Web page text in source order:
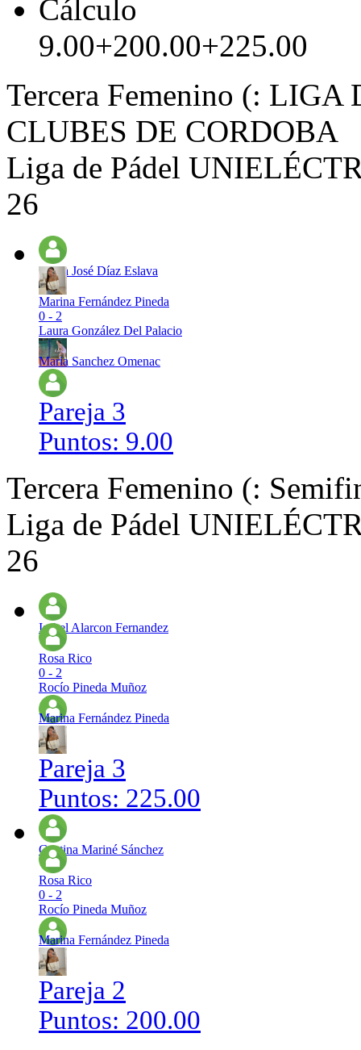
Cálculo
9.00+200.00+225.00
Tercera Femenino (:
CLUBES DE CORDOBA
Liga de Pádel
26
Maria José Díaz Eslava
Marina Fernández Pineda
0 - 2
Laura González Del Palacio
Maria Sanchez Omenac
Pareja 3
Puntos: 9.00
Tercera Femenino (:
Liga de Pádel
26
Isabel Alarcon Fernandez
Rosa Rico
0 - 2
Rocío Pineda Muñoz
Marina Fernández Pineda
Pareja 3
Puntos: 225.00
Cristina Mariné Sánchez
Rosa Rico
0 - 2
Rocío Pineda Muñoz
Marina Fernández Pineda
Pareja 2
Puntos: 200.00